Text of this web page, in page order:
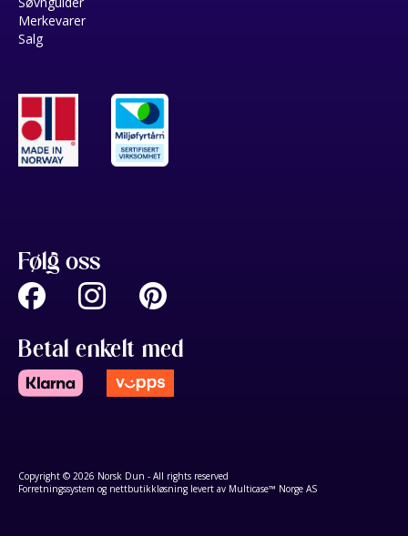
Merkevarer
Salg
Følg oss
Betal enkelt med
Copyright © 2026 Norsk Dun - All rights reserved
Forretningssystem og nettbutikkløsning levert av Multicase™ Norge AS